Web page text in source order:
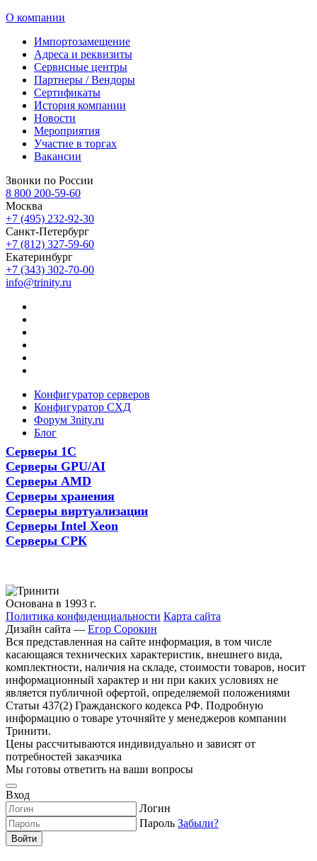
О компании
Импортозамещение
Адреса и реквизиты
Сервисные центры
Партнеры / Вендоры
Сертификаты
История компании
Новости
Мероприятия
Участие в торгах
Вакансии
Звонки по России
8 800 200-59-60
Москва
+7 (495) 232-92-30
Санкт-Петербург
+7 (812) 327-59-60
Екатеринбург
+7 (343) 302-70-00
info@trinity.ru
Конфигуратор серверов
Конфигуратор СХД
Форум 3nity.ru
Блог
Серверы 1С
Серверы GPU/AI
Серверы AMD
Серверы хранения
Серверы виртуализации
Серверы Intel Xeon
Серверы СРК
Основана в 1993 г.
Политика конфиденциальности Карта сайта
Дизайн сайта — Егор Сорокин
Вся представленная на сайте информация, в том числе
касающаяся технических характеристик, внешнего вида,
комплектности, наличия на складе, стоимости товаров, носит
информационный характер и ни при каких условиях не
является публичной офертой, определяемой положениями
Статьи 437(2) Гражданского кодекса РФ. Подробную
информацию о товаре уточняйте у менеджеров компании
Тринити.
Цены рассчитываются индивидуально и зависят от
потребностей заказчика
Мы готовы ответить на ваши вопросы
Вход
Логин
Пароль Забыли?
Войти